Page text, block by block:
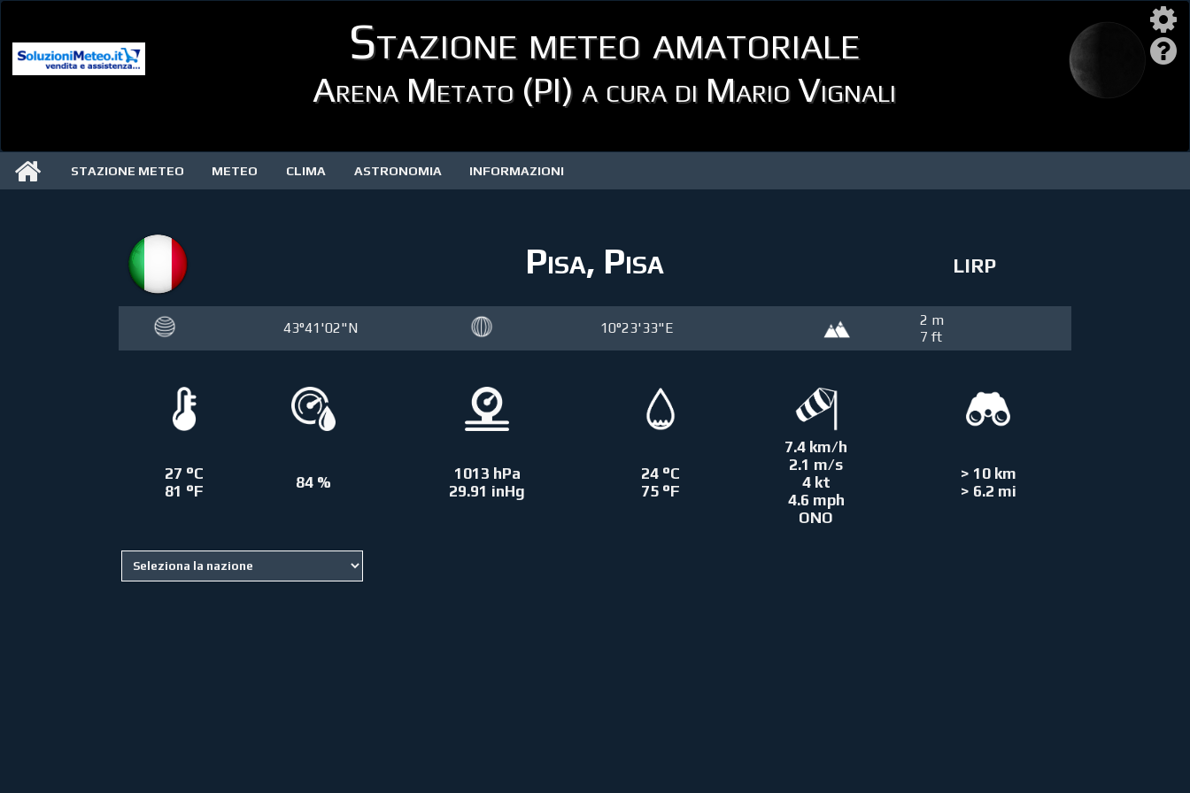
Stazione meteo amatoriale
Arena Metato (PI) a cura di Mario Vignali
STAZIONE METEO METEO CLIMA ASTRONOMIA INFORMAZIONI
Pisa, Pisa LIRP
43°41'02"N 10°23'33"E
2 m
7 ft
27 °C
81 °F
84 %
1013 hPa
29.91 inHg
24 °C
75 °F
7.4 km/h
2.1 m/s
4 kt
4.6 mph
ONO
> 10 km
> 6.2 mi